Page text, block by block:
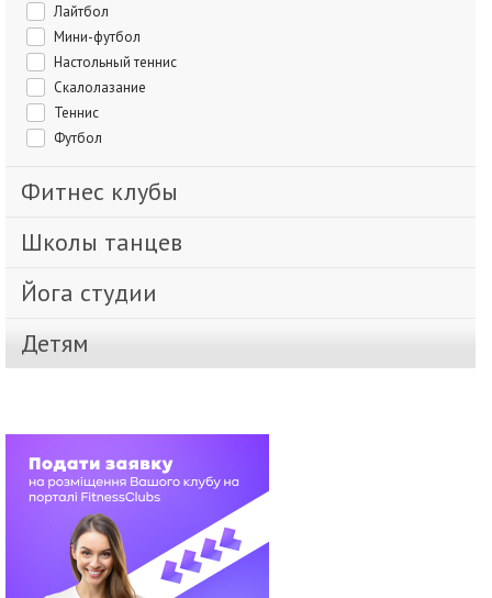
Лайтбол
Мини-футбол
Настольный теннис
Скалолазание
Теннис
Футбол
Фитнес клубы
Школы танцев
Йога студии
Детям